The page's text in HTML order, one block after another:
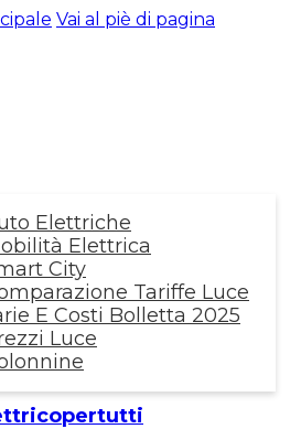
Vai al piè di pagina
Elettriche
Elettrica
City
Tariffe Luce
E Costi Bolletta 2025
Luce